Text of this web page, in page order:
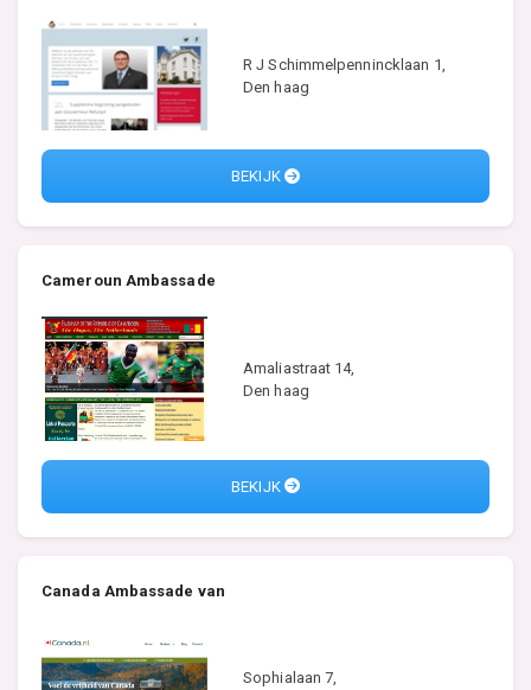
R J Schimmelpennincklaan 1,
Den haag
BEKIJK
Cameroun Ambassade
Amaliastraat 14,
Den haag
BEKIJK
Canada Ambassade van
Sophialaan 7,